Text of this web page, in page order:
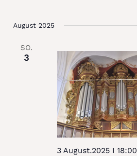
August 2025
SO.
3
3 August.2025 I 18:00